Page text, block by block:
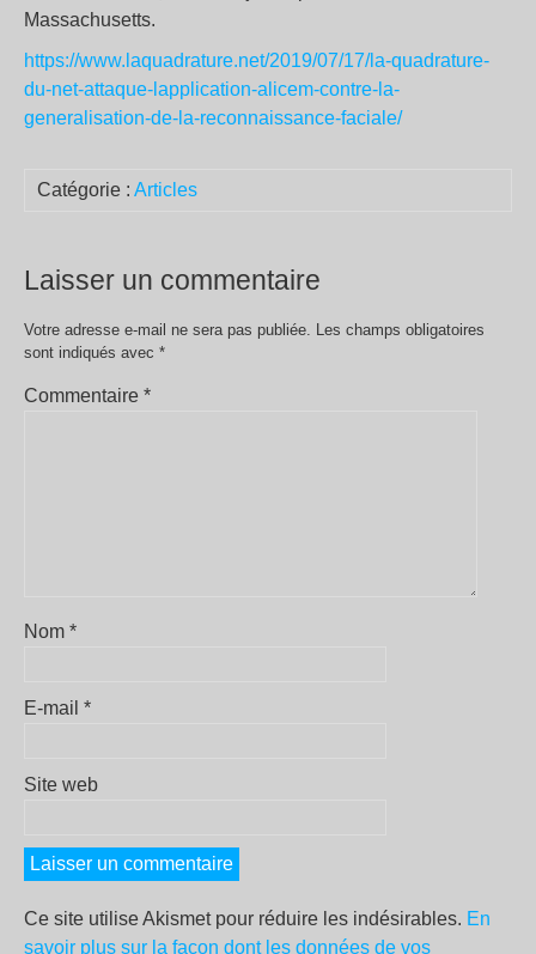
Massachusetts.
https://www.laquadrature.net/2019/07/17/la-quadrature-
du-net-attaque-lapplication-alicem-contre-la-
generalisation-de-la-reconnaissance-faciale/
Catégorie : Articles
Laisser un commentaire
Votre adresse e-mail ne sera pas publiée. Les champs obligatoires
sont indiqués avec *
Commentaire *
Nom *
E-mail *
Site web
Ce site utilise Akismet pour réduire les indésirables. En
savoir plus sur la façon dont les données de vos